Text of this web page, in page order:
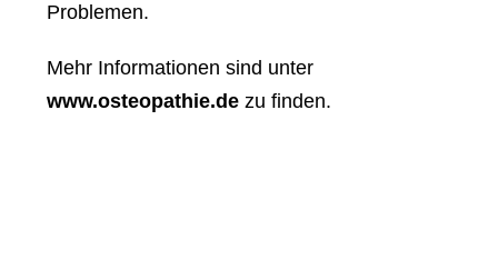
Problemen.
Mehr Informationen sind unter
www.osteopathie.dezu finden.